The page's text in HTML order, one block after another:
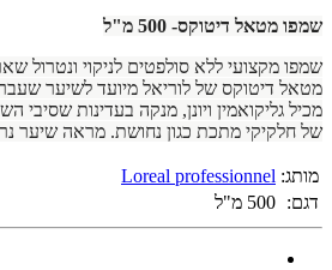
שמפו מטאל דיטוקס- 500 מ"ל
שמפו מקצועי ללא סולפטים לניקוי ונטרול
מטאל דיטוקס של לוריאל מיועד לשיער
מכיל גליקואמין ויונן, מנקה בעדינות
של חלקיקי מתכת כגון נחושת. מראה שיער
מותג: Loreal professionnel
דגם: 500 מ"ל